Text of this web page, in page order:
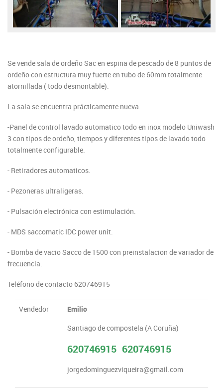
Se vende sala de ordeño Sac en espina de pescado de 8 puntos de
ordeño con estructura muy fuerte en tubo de 60mm totalmente
atornillada ( todo desmontable).
La sala se encuentra prácticamente nueva.
-Panel de control lavado automatico todo en inox modelo Uniwash
3 con tipos de ordeño, tiempos y diferentes tipos de lavado todo
totalmente configurable.
- Retiradores automaticos.
- Pezoneras ultraligeras.
- Pulsación electrónica con estimulación.
- MDS saccomatic IDC power unit.
- Bomba de vacio Sacco de 1500 con preinstalacion de variador de
frecuencia.
Teléfono de contacto 620746915
Vendedor
Emilio
Santiago de compostela (A Coruña)
620746915 620746915
jorgedominguezviqueira@gmail.com